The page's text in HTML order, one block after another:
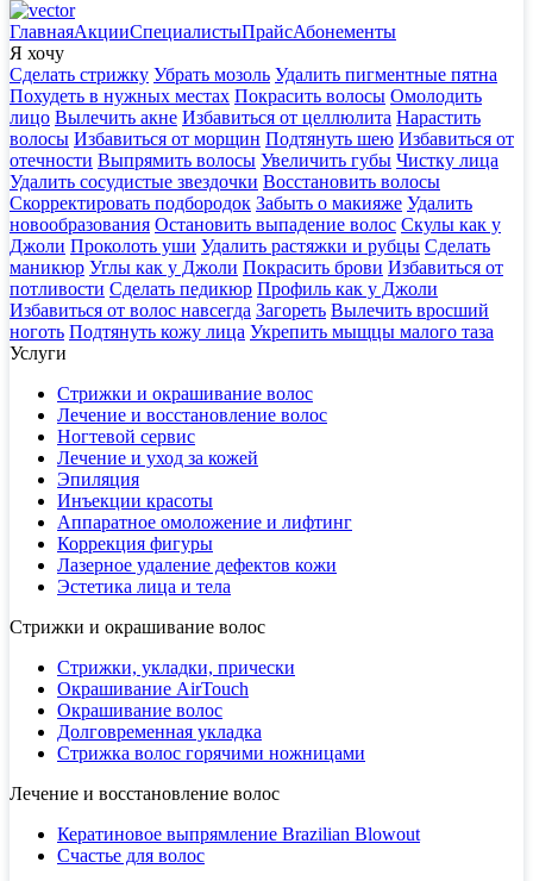
ГлавнаяАкцииСпециалистыПрайсАбонементы
Я хочу
Сделать стрижку Убрать мозоль Удалить пигментные пятна
Похудеть в нужных местах Покрасить волосы Омолодить
лицо Вылечить акне Избавиться от целлюлита Нарастить
волосы Избавиться от морщин Подтянуть шею Избавиться от
отечности Выпрямить волосы Увеличить губы Чистку лица
Удалить сосудистые звездочки Восстановить волосы
Скорректировать подбородок Забыть о макияже Удалить
новообразования Остановить выпадение волос Скулы как у
Джоли Проколоть уши Удалить растяжки и рубцы Сделать
маникюр Углы как у Джоли Покрасить брови Избавиться от
потливости Сделать педикюр Профиль как у Джоли
Избавиться от волос навсегда Загореть Вылечить вросший
ноготь Подтянуть кожу лица Укрепить мыщцы малого таза
Услуги
Стрижки и окрашивание волос
Лечение и восстановление волос
Ногтевой сервис
Лечение и уход за кожей
Эпиляция
Инъекции красоты
Аппаратное омоложение и лифтинг
Коррекция фигуры
Лазерное удаление дефектов кожи
Эстетика лица и тела
Стрижки и окрашивание волос
Стрижки, укладки, прически
Окрашивание AirTouch
Окрашивание волос
Долговременная укладка
Стрижка волос горячими ножницами
Лечение и восстановление волос
Кератиновое выпрямление Brazilian Blowout
Счастье для волос